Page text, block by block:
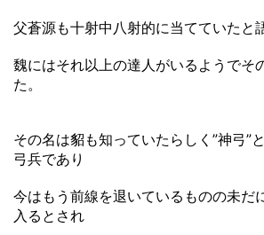
父蒼源も十射中八射的に当てていたと
魏にはそれ以上の達人がいるようでそ
た。
その名は貂も知っていたらしく”神弓”
弓兵であり
今はもう前線を退いているものの未だ
入るとされ